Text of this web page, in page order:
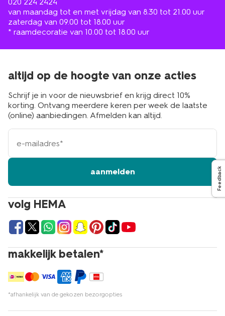
van maandag tot en met vrijdag van 8.30 tot 21.00 uur
zaterdag van 09.00 tot 18.00 uur
* raamdecoratie van 10.00 tot 18.00 uur
volg HEMA
makkelijk betalen*
*afhankelijk van de gekozen bezorgopties
altijd op de hoogte van onze acties
Schrijf je in voor de nieuwsbrief en krijg direct 10%
korting. Ontvang meerdere keren per week de laatste
(online) aanbiedingen. Afmelden kan altijd.
e-
mailadres
aanmelden Feedback